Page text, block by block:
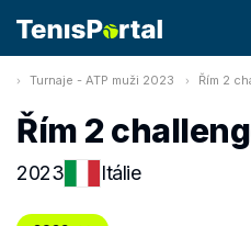
Turnaje - ATP muži 2023 Řím 2
Řím 2
2023 Itálie